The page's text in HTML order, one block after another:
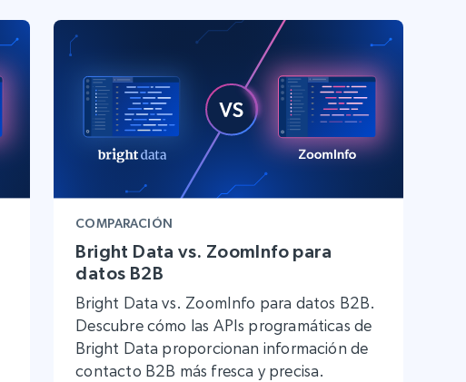
COMPARACIÓN
Bright Data vs. ZoomInfo para
datos B2B
Bright Data vs. ZoomInfo para datos B2B.
Descubre cómo las APIs programáticas de
Bright Data proporcionan información de
contacto B2B más fresca y precisa.